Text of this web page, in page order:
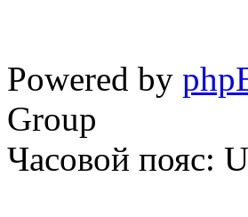
Powered by
Group
Часовой пояс: